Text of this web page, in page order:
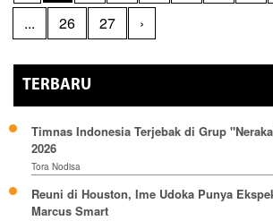
...
26 27 ›
TERBARU
Timnas Indonesia Terjebak di Grup
2026
Tora Nodisa
Reuni di Houston, Ime Udoka Punya
Marcus Smart